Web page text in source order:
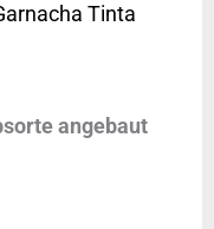
Tinta
angebaut